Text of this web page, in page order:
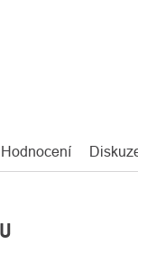
Hodnocení Diskuze